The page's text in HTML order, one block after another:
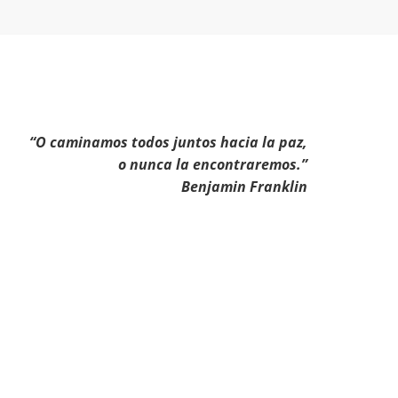
“O caminamos todos juntos hacia la paz,
o nunca la encontraremos.”
Benjamin Franklin